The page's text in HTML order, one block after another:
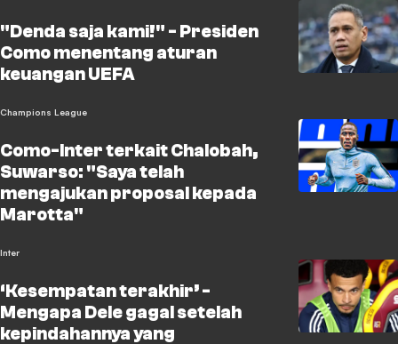
"Denda saja kami!" - Presiden
Como menentang aturan
keuangan UEFA
Champions League
Como-Inter terkait Chalobah,
Suwarso: "Saya telah
mengajukan proposal kepada
Marotta"
Inter
‘Kesempatan terakhir’ -
Mengapa Dele gagal setelah
kepindahannya yang